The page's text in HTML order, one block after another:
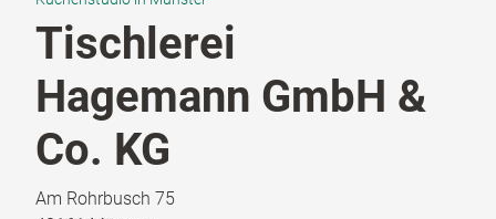
Tischlerei
Hagemann GmbH &
Co. KG
Am Rohrbusch 75